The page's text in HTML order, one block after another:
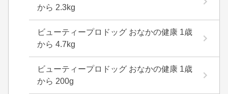
から 2.3kg
ビューティープロドッグ おなかの健康 1歳
から 4.7kg
ビューティープロドッグ おなかの健康 1歳
から 200g